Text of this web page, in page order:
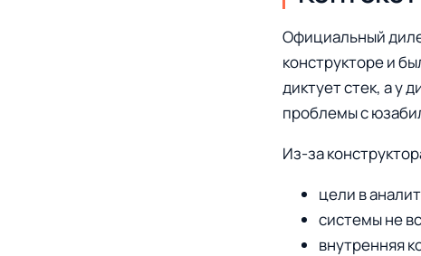
Официальный
конструкторе и
диктует стек, а у
проблемы с
Из-за
цели в
системы не
внутренняя